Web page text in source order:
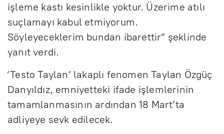
işleme kastı kesinlikle yoktur. Üzerime atılı
suçlamayı kabul etmiyorum.
Söyleyeceklerim bundan ibarettir” şeklinde
yanıt verdi.
‘Testo Taylan’ lakaplı fenomen Taylan Özgüç
Danyıldız, emniyetteki ifade işlemlerinin
tamamlanmasının ardından 18 Mart’ta
adliyeye sevk edilecek.